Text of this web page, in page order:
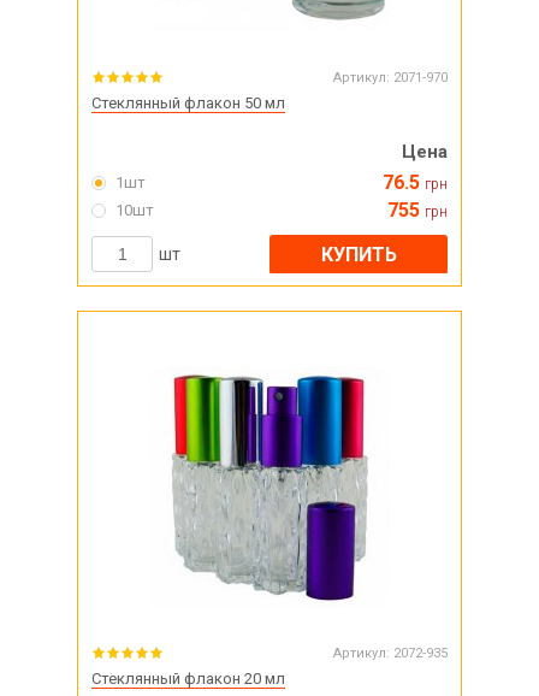
Артикул: 2071-970
Стеклянный флакон 50 мл
Цена
1шт 76.5 грн
10шт 755 грн
шт КУПИТЬ
Артикул: 2072-935
Стеклянный флакон 20 мл